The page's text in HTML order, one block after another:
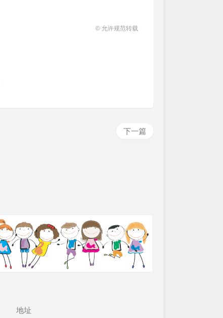
© 允许规范转载
下一篇
地址